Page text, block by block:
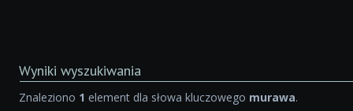
Wyniki wyszukiwania
Znaleziono 1 element dla słowa kluczowego murawa.